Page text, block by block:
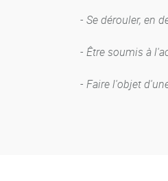
- Se dérouler, en
- Être soumis à
- Faire l'objet